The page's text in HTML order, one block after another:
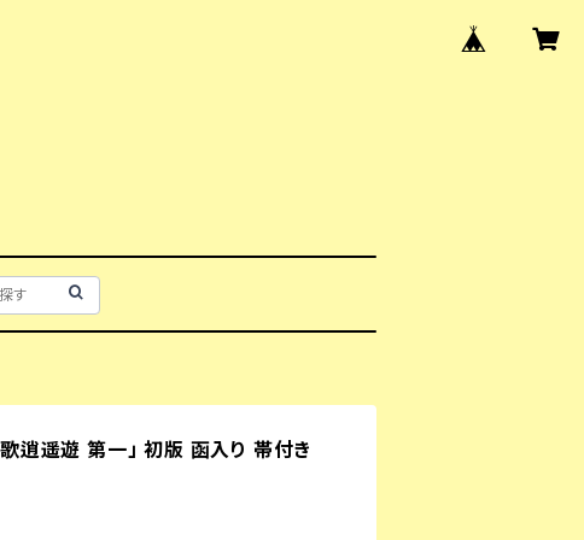
逍遥遊 第一」 初版 函入り 帯付き